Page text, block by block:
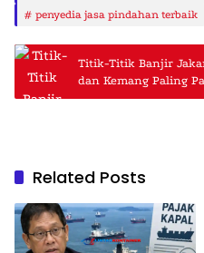
penyedia jasa pindahan terbaik
Titik-Titik Banjir
dan Kemang Paling
Related Posts